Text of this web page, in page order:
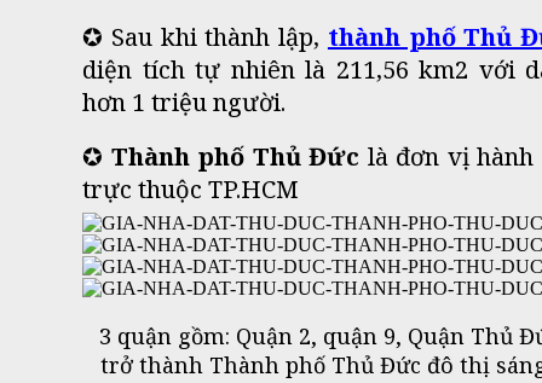
✪ Sau khi thành lập, thành phố Thủ
diện tích tự nhiên là 211,56 km2 với
hơn 1 triệu người.
✪ Thành phố Thủ Đức là đơn vị hành
trực thuộc TP.HCM
3 quận gồm: Quận 2, quận 9, Quận Thủ
trở thành Thành phố Thủ Đức đô thị